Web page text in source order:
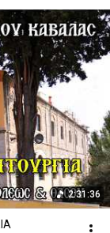
2:31:36